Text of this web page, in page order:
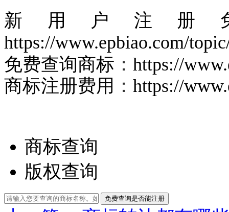
新用户注册
https://www.epbiao.com/
免费查询商标 ： https://
商标注册费用 ： https://
商标查询
版权查询
免费查询是否能注册